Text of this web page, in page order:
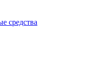
средства